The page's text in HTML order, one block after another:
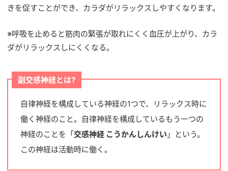
きを促すことができ、カラダがリラックスしやすくなります。
※呼吸を止めると筋肉の緊張が取れにくく血圧が上がり、カラ
ダがリラックスしにくくなる。
副交感神経とは?
自律神経を構成している神経の1つで、リラックス時に
働く神経のこと。自律神経を構成しているもう一つの
神経のことを「 交感神経 こうかんしんけい 」という。
この神経は活動時に働く。